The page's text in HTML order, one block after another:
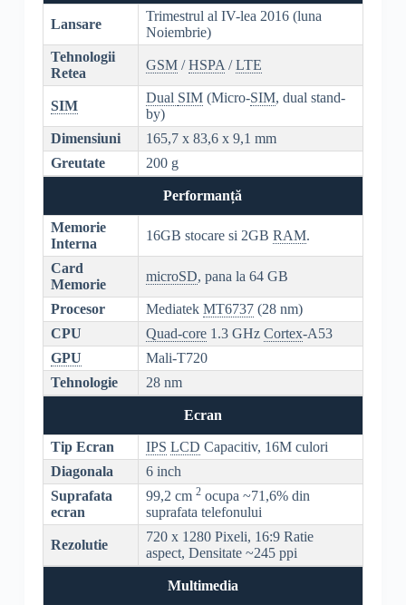
Lansare
Trimestrul al IV-lea 2016 (luna
Noiembrie)
Tehnologii
Retea
GSM/HSPA /LTE
SIM
Dual SIM(Micro-SIM, dual stand-
by)
Dimensiuni
165,7 x 83,6 x 9,1 mm
Greutate
200 g
Performanță
Memorie
Interna
16GB stocare si 2GB RAM.
Card
Memorie
microSD, pana la 64 GB
Procesor Mediatek MT6737(28 nm)
CPU
Quad-core1.3 GHz Cortex-A53
GPU
Mali-T720
Tehnologie
28 nm
Ecran
Tip Ecran IPS LCD Capacitiv, 16M culori
Diagonala
6 inch
Suprafata
ecran
99,2 cm 2ocupa ~71,6% din
suprafata telefonului
Rezolutie
720 x 1280 Pixeli, 16:9 Ratie
aspect, Densitate ~245 ppi
Multimedia